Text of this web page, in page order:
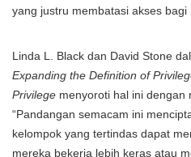
yang justru membatasi akses bagi
Linda L. Black dan David Stone
Expanding the Definition of
Privilege menyoroti hal ini dengan
“Pandangan semacam ini
kelompok yang tertindas dapat
mereka bekerja lebih keras atau